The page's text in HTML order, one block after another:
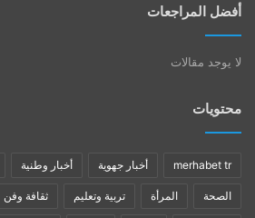
أفضل المراجعات
لا يوجد مقالات
محتويات
merhabet tr أخبار جهوية أخبار وطنية
الصحة المرأة تربية وتعليم ثقافة وفن